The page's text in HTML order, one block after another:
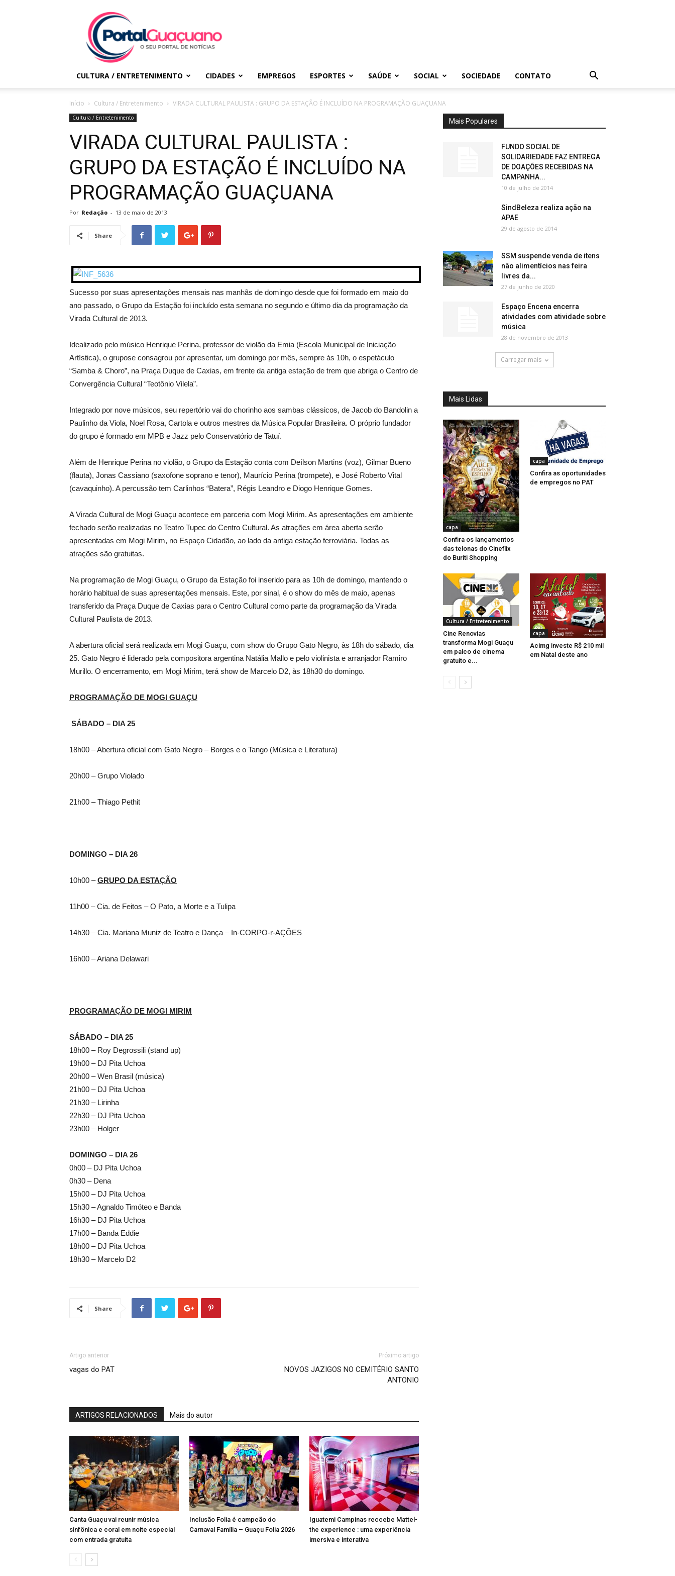
Portal
Guaçuano
CULTURA / ENTRETENIMENTO CIDADES EMPREGOS ESPORTES SAÚDE SOCIAL SOCIEDADE CONTATO
Início Cultura / Entretenimento VIRADA CULTURAL PAULISTA : GRUPO DA ESTAÇÃO É INCLUÍDO NA PROGRAMAÇÃO GUAÇUANA
Cultura / Entretenimento
VIRADA CULTURAL PAULISTA :
GRUPO DA ESTAÇÃO É INCLUÍDO NA
PROGRAMAÇÃO GUAÇUANA
Por Redação - 13 de maio de 2013
Share
Sucesso por suas apresentações mensais nas manhãs de domingo desde que foi formado em maio do
ano passado, o Grupo da Estação foi incluído esta semana no segundo e último dia da programação da
Virada Cultural de 2013.
Idealizado pelo músico Henrique Perina, professor de violão da Emia (Escola Municipal de Iniciação
Artística), o grupose consagrou por apresentar, um domingo por mês, sempre às 10h, o espetáculo
“Samba & Choro”, na Praça Duque de Caxias, em frente da antiga estação de trem que abriga o Centro de
Convergência Cultural “Teotônio Vilela”.
Integrado por nove músicos, seu repertório vai do chorinho aos sambas clássicos, de Jacob do Bandolin a
Paulinho da Viola, Noel Rosa, Cartola e outros mestres da Música Popular Brasileira. O próprio fundador
do grupo é formado em MPB e Jazz pelo Conservatório de Tatuí.
Além de Henrique Perina no violão, o Grupo da Estação conta com Deílson Martins (voz), Gilmar Bueno
(flauta), Jonas Cassiano (saxofone soprano e tenor), Maurício Perina (trompete), e José Roberto Vital
(cavaquinho). A percussão tem Carlinhos “Batera”, Régis Leandro e Diogo Henrique Gomes.
A Virada Cultural de Mogi Guaçu acontece em parceria com Mogi Mirim. As apresentações em ambiente
fechado serão realizadas no Teatro Tupec do Centro Cultural. As atrações em área aberta serão
apresentadas em Mogi Mirim, no Espaço Cidadão, ao lado da antiga estação ferroviária. Todas as
atrações são gratuitas.
Na programação de Mogi Guaçu, o Grupo da Estação foi inserido para as 10h de domingo, mantendo o
horário habitual de suas apresentações mensais. Este, por sinal, é o show do mês de maio, apenas
transferido da Praça Duque de Caxias para o Centro Cultural como parte da programação da Virada
Cultural Paulista de 2013.
A abertura oficial será realizada em Mogi Guaçu, com show do Grupo Gato Negro, às 18h do sábado, dia
25. Gato Negro é liderado pela compositora argentina Natália Mallo e pelo violinista e arranjador Ramiro
Murillo. O encerramento, em Mogi Mirim, terá show de Marcelo D2, às 18h30 do domingo.
PROGRAMAÇÃO DE MOGI GUAÇU
SÁBADO – DIA 25
18h00 – Abertura oficial com Gato Negro – Borges e o Tango (Música e Literatura)
20h00 – Grupo Violado
21h00 – Thiago Pethit
DOMINGO – DIA 26
10h00 –GRUPO DA ESTAÇÃO
11h00 – Cia. de Feitos – O Pato, a Morte e a Tulipa
14h30 – Cia. Mariana Muniz de Teatro e Dança – In-CORPO-r-AÇÕES
16h00 – Ariana Delawari
PROGRAMAÇÃO DE MOGI MIRIM
SÁBADO – DIA 25
18h00 – Roy Degrossili (stand up)
19h00 – DJ Pita Uchoa
20h00 – Wen Brasil (música)
21h00 – DJ Pita Uchoa
21h30 – Lirinha
22h30 – DJ Pita Uchoa
23h00 – Holger
DOMINGO – DIA 26
0h00 – DJ Pita Uchoa
0h30 – Dena
15h00 – DJ Pita Uchoa
15h30 – Agnaldo Timóteo e Banda
16h30 – DJ Pita Uchoa
17h00 – Banda Eddie
18h00 – DJ Pita Uchoa
18h30 – Marcelo D2
Share
Artigo anterior
vagas do PAT
Próximo artigo
NOVOS JAZIGOS NO CEMITÉRIO SANTO
ANTONIO
ARTIGOS RELACIONADOS Mais do autor
Canta Guaçu vai reunir música
sinfônica e coral em noite especial
com entrada gratuita
Inclusão Folia é campeão do
Carnaval Família – Guaçu Folia 2026
Iguatemi Campinas reccebe Mattel-
the experience : uma experiência
imersiva e interativa
Mais Populares
FUNDO SOCIAL DE
SOLIDARIEDADE FAZ ENTREGA
DE DOAÇÕES RECEBIDAS NA
CAMPANHA...
10 de julho de 2014
SindBeleza realiza ação na
APAE
29 de agosto de 2014
SSM suspende venda de itens
não alimentícios nas feira
livres da...
27 de junho de 2020
Espaço Encena encerra
atividades com atividade sobre
música
28 de novembro de 2013
Carregar mais
Mais Lidas
capa
Confira os lançamentos
das telonas do Cineflix
do Buriti Shopping
capa
Confira as oportunidades
de empregos no PAT
Cultura / Entretenimento
Cine Renovias
transforma Mogi Guaçu
em palco de cinema
gratuito e...
capa
Acimg investe R$ 210 mil
em Natal deste ano